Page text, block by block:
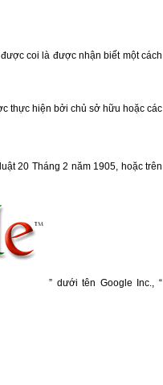
coi là được nhận biết một cách
thực hiện bởi chủ sở hữu hoặc các
20 Tháng 2 năm 1905, hoặc trên
” dưới tên Google Inc., “